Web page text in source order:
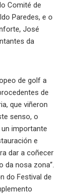
Comité de
Paredes, e o
José
da
de golf a
de
que viñeron
senso, o
importante
e
dar a coñecer
da nosa zona”.
do Festival de